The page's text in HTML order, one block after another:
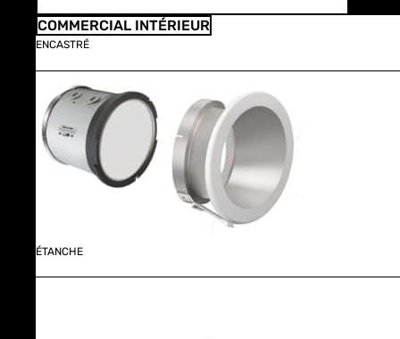
COMMERCIAL INTÉRIEUR
ENCASTRÉ
ÉTANCHE